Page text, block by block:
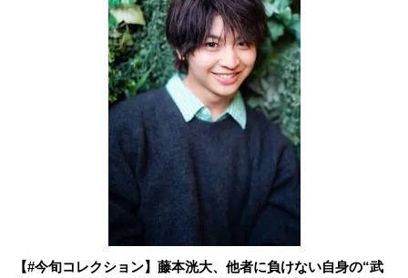
【#今旬コレクション】藤本洸大、他者に負けない自身の“武